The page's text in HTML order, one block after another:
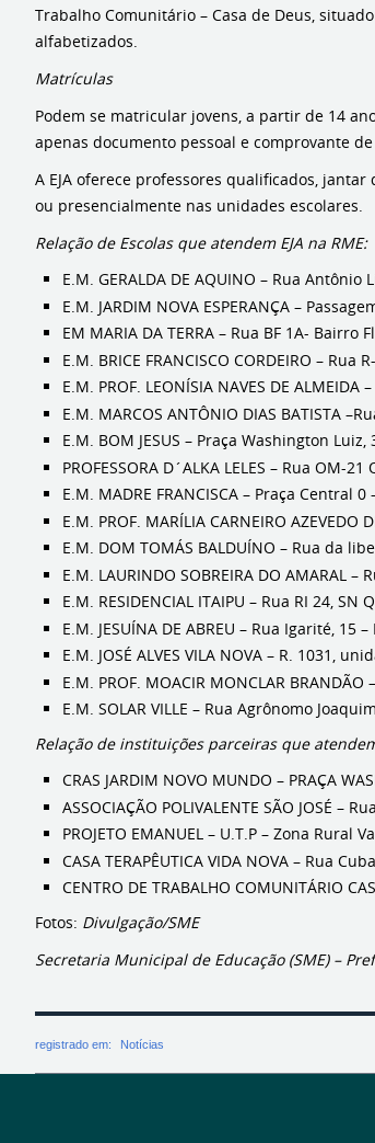
Trabalho Comunitário – Casa de Deus,
alfabetizados.
Matrículas
Podem se matricular jovens, a partir de 14
apenas documento pessoal e comprovante
A EJA oferece professores qualificados,
ou presencialmente nas unidades escolares.
Relação de Escolas que atendem EJA na RME:
E.M. GERALDA DE AQUINO – Rua Antônio
E.M. JARDIM NOVA ESPERANÇA –
EM MARIA DA TERRA – Rua BF 1A- Bairro
E.M. BRICE FRANCISCO CORDEIRO – Rua
E.M. PROF. LEONÍSIA NAVES DE
E.M. MARCOS ANTÔNIO DIAS BATISTA
E.M. BOM JESUS – Praça Washington
PROFESSORA D´ALKA LELES – Rua
E.M. MADRE FRANCISCA – Praça Central 0
E.M. PROF. MARÍLIA CARNEIRO
E.M. DOM TOMÁS BALDUÍNO – Rua da
E.M. LAURINDO SOBREIRA DO AMARAL
E.M. RESIDENCIAL ITAIPU – Rua RI 24,
E.M. JESUÍNA DE ABREU – Rua Igarité, 15
E.M. JOSÉ ALVES VILA NOVA – R. 1031,
E.M. PROF. MOACIR MONCLAR
E.M. SOLAR VILLE – Rua Agrônomo
Relação de instituições parceiras que
CRAS JARDIM NOVO MUNDO – PRAÇA
ASSOCIAÇÃO POLIVALENTE SÃO JOSÉ –
PROJETO EMANUEL – U.T.P – Zona Rural
CASA TERAPÊUTICA VIDA NOVA – Rua
CENTRO DE TRABALHO COMUNITÁRIO
Fotos: Divulgação/SME
Secretaria Municipal de Educação (SME) –
registrado em: Notícias